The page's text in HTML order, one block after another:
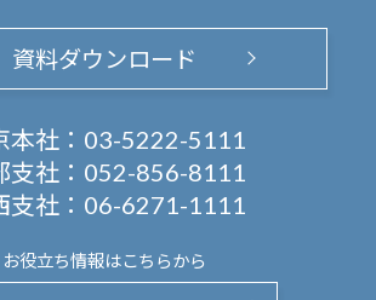
資料ダウンロード
本社： 03-5222-5111
支社： 052-856-8111
支社： 06-6271-1111
お役立ち情報はこちらから